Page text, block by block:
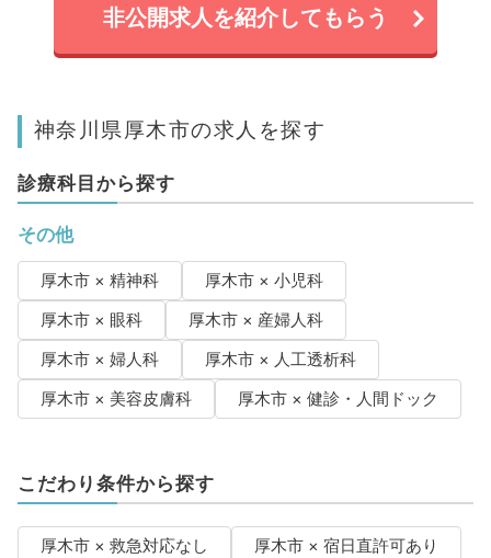
非公開求人を紹介してもらう
神奈川県厚木市の求人を探す
診療科目から探す
その他
厚木市 × 精神科
厚木市 × 小児科
厚木市 × 眼科
厚木市 × 産婦人科
厚木市 × 婦人科
厚木市 × 人工透析科
厚木市 × 美容皮膚科
厚木市 × 健診・人間ドック
こだわり条件から探す
厚木市 × 救急対応なし
厚木市 × 宿日直許可あり